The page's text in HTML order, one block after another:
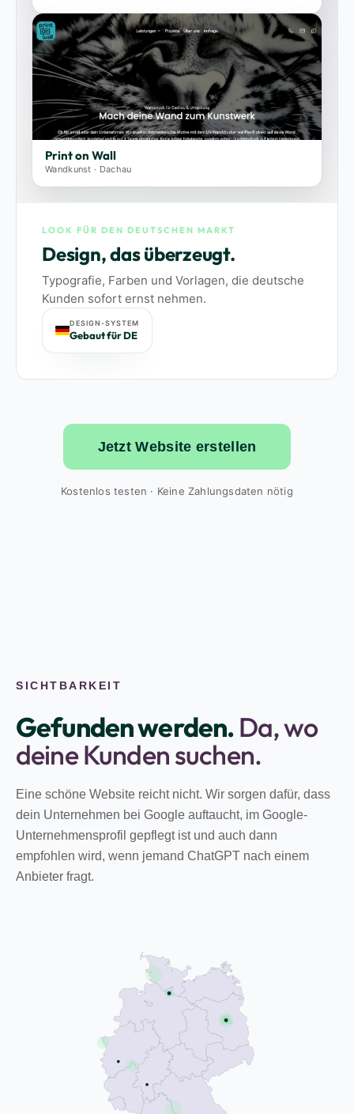
Print on Wall
Wandkunst · Dachau
LOOK FÜR DEN DEUTSCHEN MARKT
Design, das überzeugt.
Typografie, Farben und Vorlagen, die deutsche
Kunden sofort ernst nehmen.
DESIGN-SYSTEM
Gebaut für DE
Jetzt Website erstellen
Kostenlos testen · Keine Zahlungsdaten nötig
SICHTBARKEIT
Gefunden werden.Da, wo
deine Kunden suchen.
Eine schöne Website reicht nicht. Wir sorgen dafür, dass
dein Unternehmen bei Google auftaucht, im Google-
Unternehmensprofil gepflegt ist und auch dann
empfohlen wird, wenn jemand ChatGPT nach einem
Anbieter fragt.